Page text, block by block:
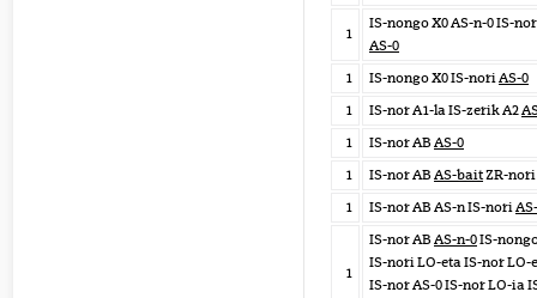
1
IS-nongo X0 AS-n-0 IS-
AS-0
1
IS-nongo X0 IS-noriAS-0
1
IS-nor A1-la IS-zerik A2
1
IS-nor AB AS-0
1
IS-nor AB AS-baitZR-nori
1
IS-nor AB AS-n IS-nori
1
IS-nor AB AS-n-0IS-
IS-nori LO-eta IS-nor LO-
IS-nor AS-0 IS-nor LO-ia